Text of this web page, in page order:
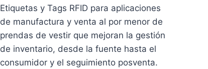
Etiquetas y Tags RFID para aplicaciones
de manufactura y venta al por menor de
prendas de vestir que mejoran la gestión
de inventario, desde la fuente hasta el
consumidor y el seguimiento posventa.